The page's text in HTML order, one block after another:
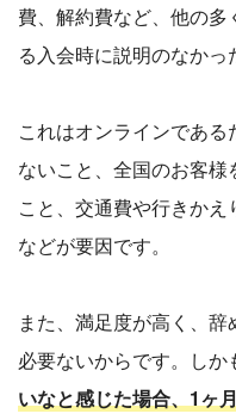
費、解約費など、他の
る入会時に説明のなかっ
これはオンラインであ
ないこと、全国のお客
こと、交通費や行きか
などが要因です。
また、満足度が高く、
必要ないからです。しか
いなと感じた場合、1ヶ